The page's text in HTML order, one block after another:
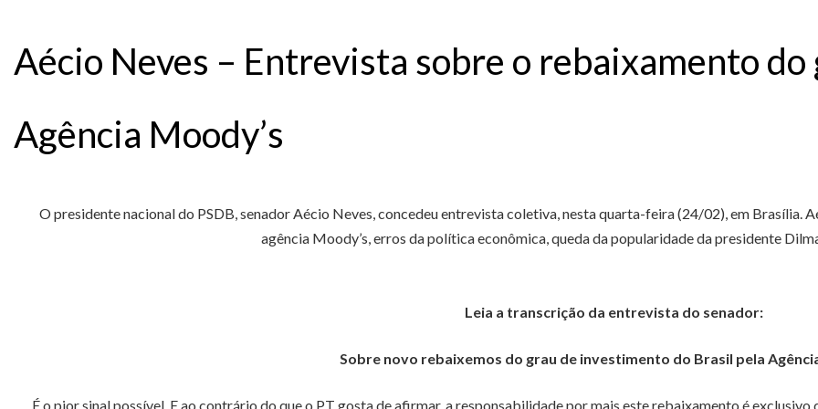
Aécio Neves – Entrevista sobre o rebaixamento
Agência Moody’s
O presidente nacional do PSDB, senador Aécio Neves, concedeu entrevista coletiva, nesta quarta-feira (24/02), em Brasília.
agência Moody’s, erros da política econômica, queda da popularidade da presidente
Leia a transcrição da entrevista do senador:
Sobre novo rebaixemos do grau de investimento do Brasil pela
É o pior sinal possível. E ao contrário do que o PT gosta de afirmar, a responsabilidade por mais este rebaixamento é